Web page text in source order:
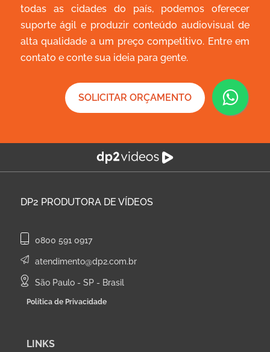
todas as cidades do país, podemos oferecer
suporte ágil e produzir conteúdo audiovisual de
alta qualidade a um preço competitivo. Entre em
contato e conte sua ideia para gente.
SOLICITAR ORÇAMENTO
DP2 PRODUTORA DE VÍDEOS
0800 591 0917
atendimento@dp2.com.br
São Paulo - SP - Brasil
Política de Privacidade
LINKS